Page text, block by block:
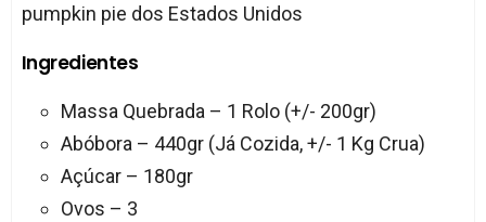
pumpkin pie dos Estados Unidos
Ingredientes
Massa Quebrada – 1 Rolo (+/- 200gr)
Abóbora – 440gr (Já Cozida, +/- 1 Kg Crua)
Açúcar – 180gr
Ovos – 3